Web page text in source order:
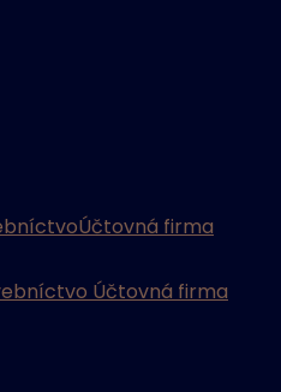
Účtovná firma
Účtovná firma